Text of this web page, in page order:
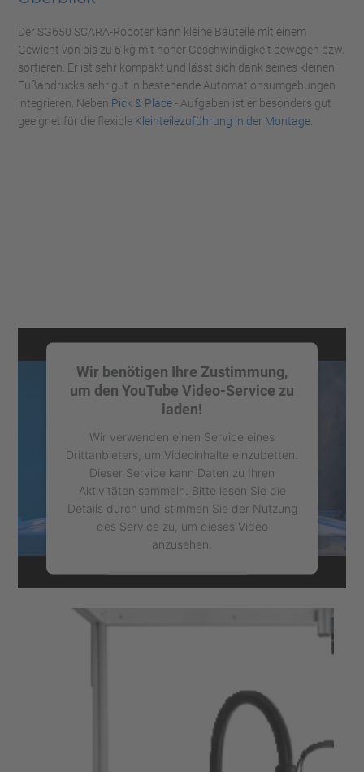
Der SG650 SCARA-Roboter kann kleine Bauteile mit einem
Gewicht von bis zu 6 kg mit hoher Geschwindigkeit bewegen bzw.
sortieren. Er ist sehr kompakt und lässt sich dank seines kleinen
Fußabdrucks sehr gut in bestehende Automationsumgebungen
integrieren. Neben Pick & Place- Aufgaben ist er besonders gut
geeignet für die flexible Kleinteilezuführung in der Montage.
Wir benötigen Ihre Zustimmung,
um den YouTube Video-Service zu
laden!
Wir verwenden einen Service eines
Drittanbieters, um Videoinhalte einzubetten.
Dieser Service kann Daten zu Ihren
Aktivitäten sammeln. Bitte lesen Sie die
Details durch und stimmen Sie der Nutzung
des Service zu, um dieses Video
anzusehen.
Mehr Informationen